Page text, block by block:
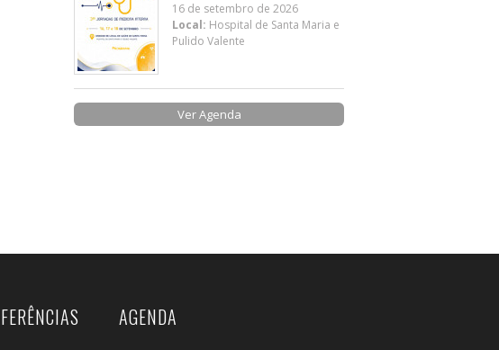
16 de setembro de 2026
Local: Hospital de Santa Maria e
Pulido Valente
Ver Agenda
AGENDA